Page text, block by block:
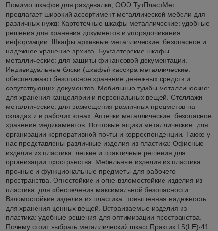
Помимо шкафов для раздевалки, ООО ТутПластМет
предлагает широкий ассортимент металлической мебели для
различных нужд: Картотечные шкафы металлические: удобные
решения для хранения документов и упорядочивания
информации. Шкафы архивные металлические: безопасное и
надежное хранение архива. Бухгалтерские шкафы
металлические: для защиты финансовой документации.
Индивидуальные блоки (шкафы) кассира металлические:
обеспечивают безопасное хранение денежных средств и
сопутствующих документов. Мобильные тумбы металлические:
для хранения канцелярии и персональных вещей. Стеллажи
металлические: для размещения различных предметов на
складах и в рабочих зонах. Аптечки металлические: безопасное
хранение медикаментов. Почтовые ящики металлические: для
организации корпоративной почты и корреспонденции. Также у
нас представлены различные изделия из пластика: Офисные
изделия из пластика: легкие и практичные решения для
организации пространства. Мебельные изделия из пластика:
прочные и функциональные предметы для рабочего
пространства. Огнестойкие и огне-взломостойкие изделия из
пластика: для обеспечения максимальной безопасности.
Взломостойкие изделия из пластика: повышенная надежность
для хранения ценных вещей. Встраиваемые изделия из
пластика: удобные решения для оптимизации пространства.
Почему стоит выбрать металлический шкаф Практик LS(LE)-41